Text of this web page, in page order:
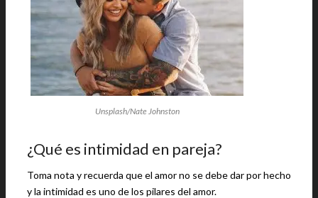
Unsplash/Nate Johnston
¿Qué es intimidad en pareja?
Toma nota y recuerda que el amor no se debe dar por hecho
y la intimidad es uno de los pilares del amor.